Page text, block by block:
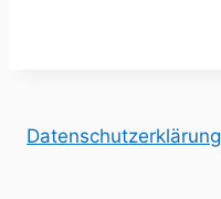
Datenschutzerklärung